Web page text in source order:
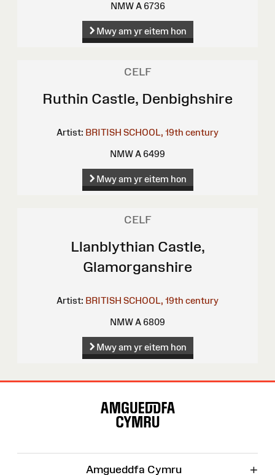
NMW A 6736
Mwy am yr eitem hon
CELF
Ruthin Castle, Denbighshire
Artist: BRITISH SCHOOL, 19th century
NMW A 6499
Mwy am yr eitem hon
CELF
Llanblythian Castle,
Glamorganshire
Artist: BRITISH SCHOOL, 19th century
NMW A 6809
Mwy am yr eitem hon
Amgueddfa Cymru +